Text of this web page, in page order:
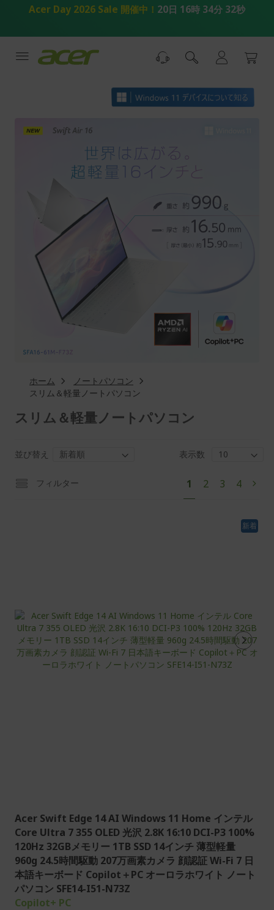
Acer Day 2026 Sale 開催中！ 20日 16時 34分 31秒
ホーム
ノートパソコン
スリム＆軽量ノートパソコン
スリム＆軽量ノートパソコン
並び替え 表示数
フィルター
あ
な
を
読
ん
で
1
ペ
2
ペ
3
ペ
4
ペ
次
新着
Acer Swift Edge 14 AI Windows 11 Home インテル
Core Ultra 7 355 OLED 光沢 2.8K 16:10 DCI-P3 100%
120Hz 32GBメモリー 1TB SSD 14インチ 薄型軽量
960g 24.5時間駆動 207万画素カメラ 顔認証 Wi-Fi 7 日
本語キーボード Copilot＋PC オーロラホワイト ノート
パソコン SFE14-I51-N73Z
Copilot+ PC